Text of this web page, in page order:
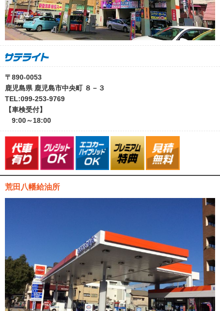
〒890-0053
鹿児島県 鹿児島市中央町 ８－３
TEL:099-253-9769
【車検受付】
9:00～18:00
荒田八幡給油所